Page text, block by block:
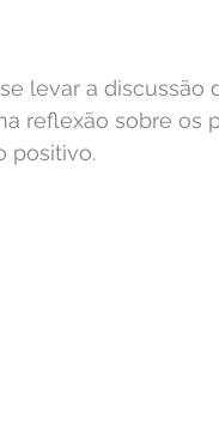
levar a discussão
reflexão sobre os
positivo.